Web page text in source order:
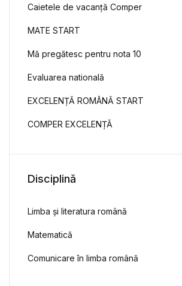
Caietele de vacanță Comper
MATE START
Mă pregătesc pentru nota 10
Evaluarea natională
EXCELENȚĂ ROMÂNĂ START
COMPER EXCELENȚĂ
Disciplină
Limba și literatura română
Matematică
Comunicare în limba română